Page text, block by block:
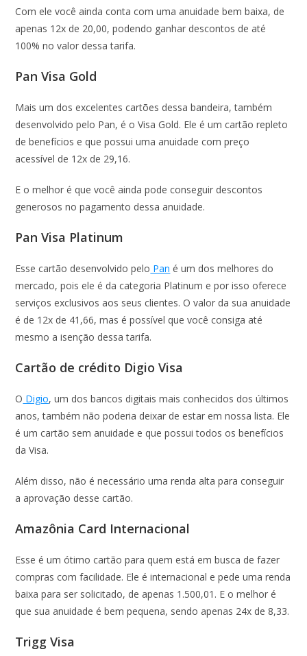
Com ele você ainda conta com uma anuidade bem baixa, de
apenas 12x de 20,00, podendo ganhar descontos de até
100% no valor dessa tarifa.
Pan Visa Gold
Mais um dos excelentes cartões dessa bandeira, também
desenvolvido pelo Pan, é o Visa Gold. Ele é um cartão repleto
de benefícios e que possui uma anuidade com preço
acessível de 12x de 29,16.
E o melhor é que você ainda pode conseguir descontos
generosos no pagamento dessa anuidade.
Pan Visa Platinum
Esse cartão desenvolvido pelo Pan é um dos melhores do
mercado, pois ele é da categoria Platinum e por isso oferece
serviços exclusivos aos seus clientes. O valor da sua anuidade
é de 12x de 41,66, mas é possível que você consiga até
mesmo a isenção dessa tarifa.
Cartão de crédito Digio Visa
O Digio, um dos bancos digitais mais conhecidos dos últimos
anos, também não poderia deixar de estar em nossa lista. Ele
é um cartão sem anuidade e que possui todos os benefícios
da Visa.
Além disso, não é necessário uma renda alta para conseguir
a aprovação desse cartão.
Amazônia Card Internacional
Esse é um ótimo cartão para quem está em busca de fazer
compras com facilidade. Ele é internacional e pede uma renda
baixa para ser solicitado, de apenas 1.500,01. E o melhor é
que sua anuidade é bem pequena, sendo apenas 24x de 8,33.
Trigg Visa